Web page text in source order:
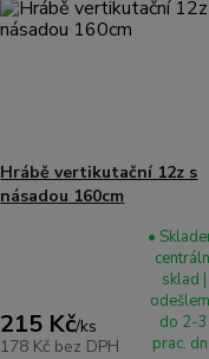
Hrábě vertikutační 12z s
násadou 160cm
215 Kč/ks
178 Kč bez DPH
•
sklad |
do 2-3
prac.